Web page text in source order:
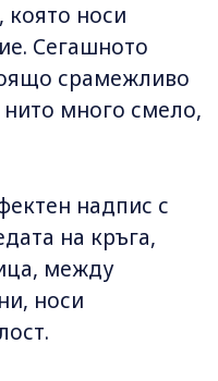
която носи
Сегашното
срамежливо
нито много смело,
надпис с
на кръга,
между
носи